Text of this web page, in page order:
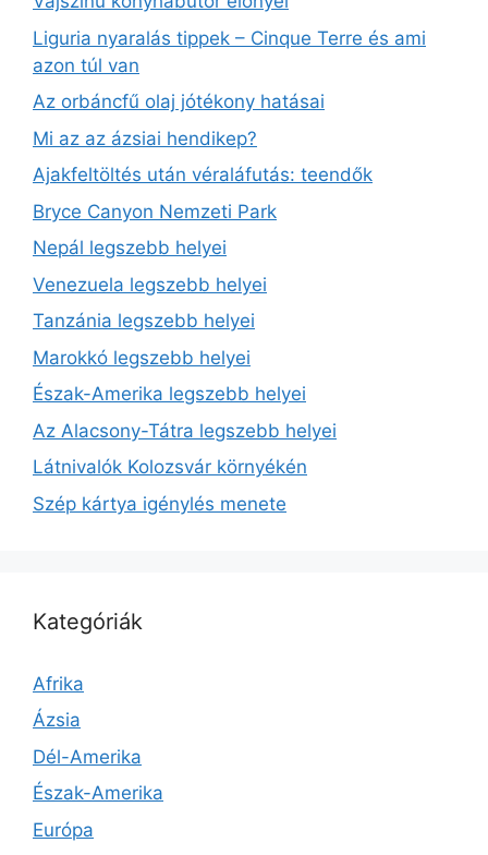
Liguria nyaralás tippek – Cinque Terre és ami
azon túl van
Az orbáncfű olaj jótékony hatásai
Mi az az ázsiai hendikep?
Ajakfeltöltés után véraláfutás: teendők
Bryce Canyon Nemzeti Park
Nepál legszebb helyei
Venezuela legszebb helyei
Tanzánia legszebb helyei
Marokkó legszebb helyei
Észak-Amerika legszebb helyei
Az Alacsony-Tátra legszebb helyei
Látnivalók Kolozsvár környékén
Szép kártya igénylés menete
Kategóriák
Afrika
Ázsia
Dél-Amerika
Észak-Amerika
Európa